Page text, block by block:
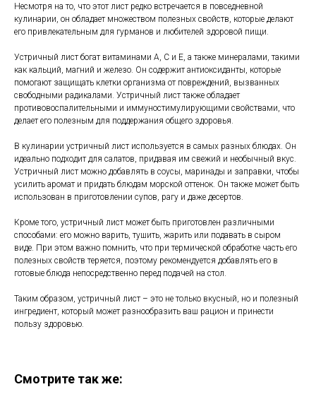
Несмотря на то, что этот лист редко встречается в повседневной
кулинарии, он обладает множеством полезных свойств, которые делают
его привлекательным для гурманов и любителей здоровой пищи.
Устричный лист богат витаминами A, C и E, а также минералами, такими
как кальций, магний и железо. Он содержит антиоксиданты, которые
помогают защищать клетки организма от повреждений, вызванных
свободными радикалами. Устричный лист также обладает
противовоспалительными и иммуностимулирующими свойствами, что
делает его полезным для поддержания общего здоровья.
В кулинарии устричный лист используется в самых разных блюдах. Он
идеально подходит для салатов, придавая им свежий и необычный вкус.
Устричный лист можно добавлять в соусы, маринады и заправки, чтобы
усилить аромат и придать блюдам морской оттенок. Он также может быть
использован в приготовлении супов, рагу и даже десертов.
Кроме того, устричный лист может быть приготовлен различными
способами: его можно варить, тушить, жарить или подавать в сыром
виде. При этом важно помнить, что при термической обработке часть его
полезных свойств теряется, поэтому рекомендуется добавлять его в
готовые блюда непосредственно перед подачей на стол.
Таким образом, устричный лист – это не только вкусный, но и полезный
ингредиент, который может разнообразить ваш рацион и принести
пользу здоровью.
Смотрите так же: